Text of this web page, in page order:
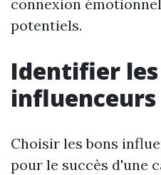
connexion
potentiels.
Identifier
influenceurs
Choisir les bons
pour le succès d'une